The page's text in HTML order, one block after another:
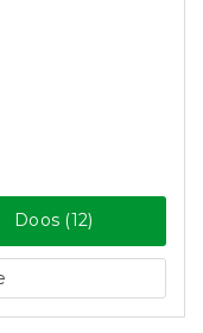
Doos (12)